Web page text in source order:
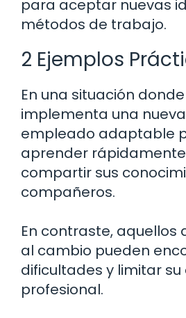
para aceptar nuevas
métodos de trabajo.
2 Ejemplos
En una situación
implementa una
empleado adaptable
aprender
compartir sus
compañeros.
En contraste, aquellos
al cambio pueden
dificultades y limitar
profesional.